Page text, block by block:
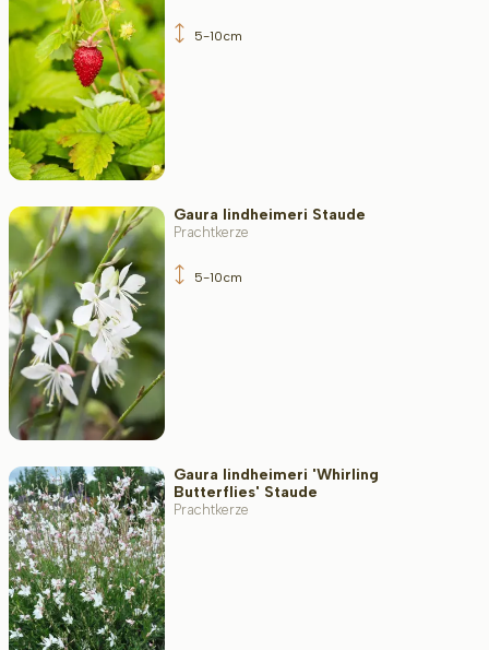
5-10cm
Gaura lindheimeri Staude
Prachtkerze
5-10cm
Gaura lindheimeri 'Whirling
Butterflies' Staude
Prachtkerze